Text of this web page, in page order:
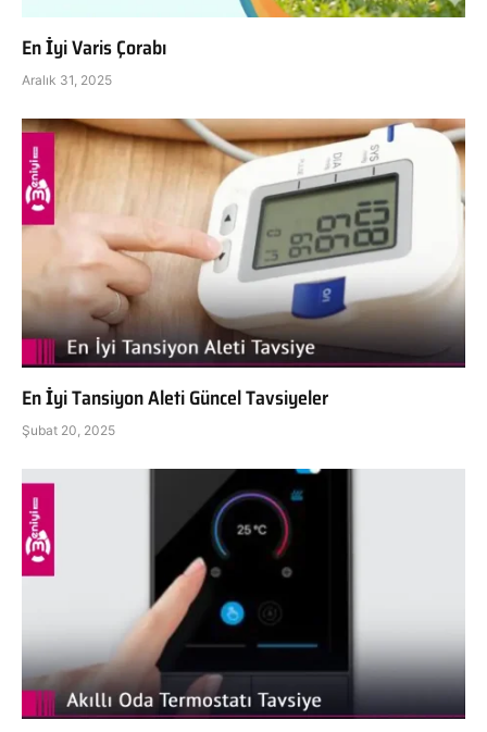
En İyi Varis Çorabı
Aralık 31, 2025
En İyi Tansiyon Aleti Güncel Tavsiyeler
Şubat 20, 2025